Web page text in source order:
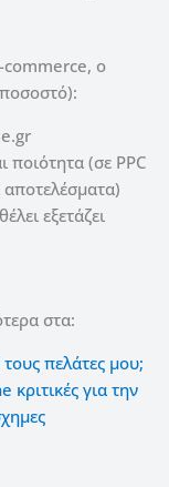
commerce, o
ποιότητα (σε PPC
αποτελέσματα)
εξετάζει
στα:
πελάτες μου;
κριτικές για την